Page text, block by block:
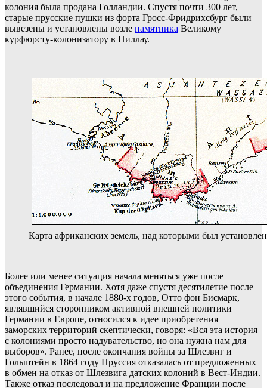
колония была продана Голландии. Спустя почти 300 лет,
старые прусские пушки из форта Гросс-Фридрихсбург были
вывезены и установлены возле памятника Великому
курфюрсту-колонизатору в Пиллау.
Карта африканских земель, над которыми был
Более или менее ситуация начала меняться уже после
объединения Германии. Хотя даже спустя десятилетие после
этого события, в начале 1880-х годов, Отто фон Бисмарк,
являвшийся сторонником активной внешней политики
Германии в Европе, относился к идее приобретения
заморских территорий скептически, говоря: «Вся эта история
с колониями просто надувательство, но она нужна нам для
выборов». Ранее, после окончания войны за Шлезвиг и
Гольштейн в 1864 году Пруссия отказалась от предложенных
в обмен на отказ от Шлезвига датских колоний в Вест-Индии.
Также отказ последовал и на предложение Франции после